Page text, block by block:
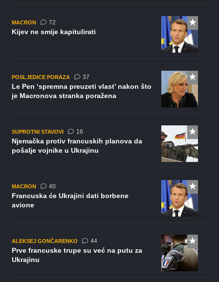
MACRON 72komentara
Kijev ne smije kapitulirati
POSLJEDICE PORAZA 37komentara
Le Pen ‘spremna preuzeti vlast’ nakon što
je Macronova stranka poražena
SUPROTNI STAVOVI 16komentara
Njemačka protiv francuskih planova da
pošalje vojnike u Ukrajinu
MACRON 40komentara
Francuska će Ukrajini dati borbene
avione
ALEKSEJ GONČARENKO 44komentara
Prve francuske trupe su već na putu za
Ukrajinu